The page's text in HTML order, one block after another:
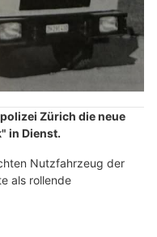
Zürich die neue
in Dienst.
Nutzfahrzeug der
als rollende